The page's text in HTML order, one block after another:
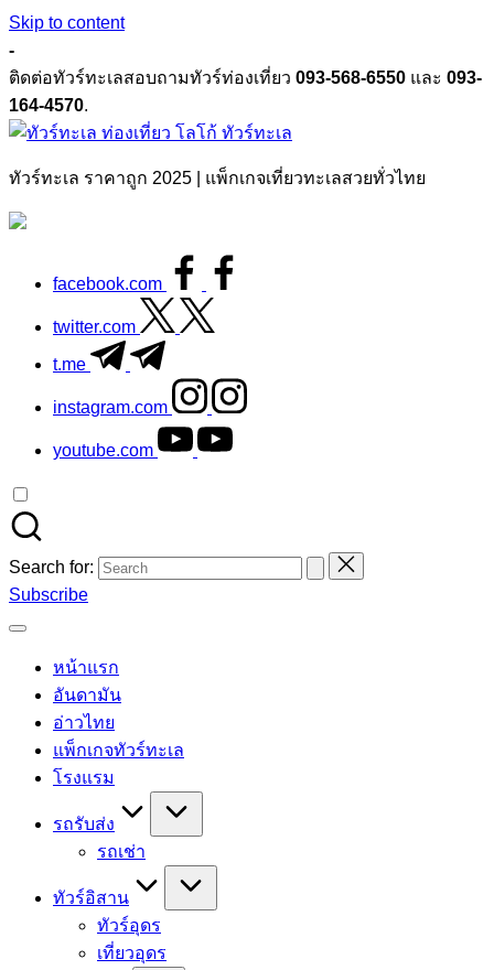
Skip to content
-
ติดต่อทัวร์ทะเลสอบถามทัวร์ท่องเที่ยว 093-568-6550 และ 093-
164-4570.
ทัวร์ทะเล
ทัวร์ทะเล ราคาถูก 2025 | แพ็กเกจเที่ยวทะเลสวยทั่วไทย
facebook.com
twitter.com
t.me
instagram.com
youtube.com
Search for:
Subscribe
หน้าแรก
อันดามัน
อ่าวไทย
แพ็กเกจทัวร์ทะเล
โรงแรม
รถรับส่ง
รถเช่า
ทัวร์อิสาน
ทัวร์อุดร
เที่ยวอุดร